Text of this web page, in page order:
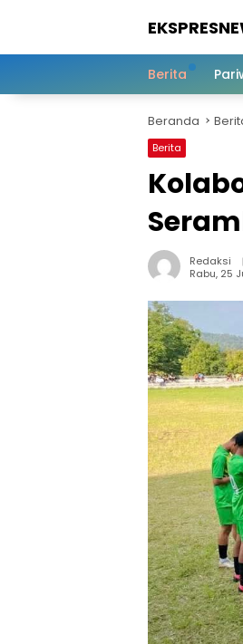
Dalam
Berita
Beranda
Berita
Redaksi
Rabu, 25